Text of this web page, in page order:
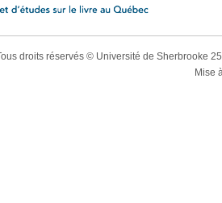
droits réservés © Université de Sherbrooke
Mise